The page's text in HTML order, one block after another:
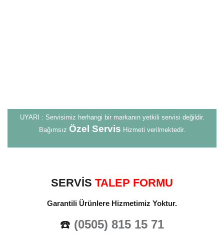
UYARI : Servisimiz herhangi bir markanın yetkili servisi değildir.
Bağımsız Özel Servis Hizmeti verilmektedir.
SERVİS TALEP FORMU
Garantili Ürünlere Hizmetimiz Yoktur.
☎️ (0505) 815 15 71